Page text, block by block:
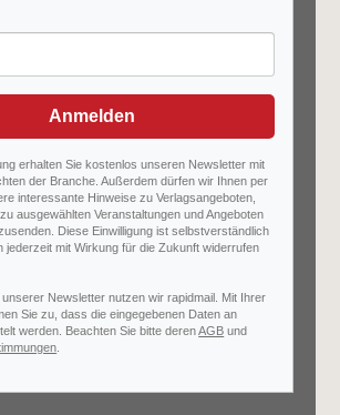
Anmelden
erhalten Sie kostenlos unseren Newsletter mit
der Branche. Außerdem dürfen wir Ihnen per
interessante Hinweise zu Verlagsangeboten,
ausgewählten Veranstaltungen und Angeboten
Diese Einwilligung ist selbstverständlich
jederzeit mit Wirkung für die Zukunft widerrufen
unserer Newsletter nutzen wir rapidmail. Mit Ihrer
Sie zu, dass die eingegebenen Daten an
werden. Beachten Sie bitte derenAGB und